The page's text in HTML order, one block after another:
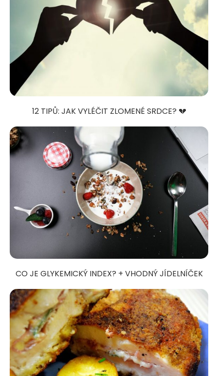
12 TIPŮ: JAK VYLÉČIT ZLOMENÉ SRDCE? 💔
CO JE GLYKEMICKÝ INDEX? + VHODNÝ JÍDELNÍČEK